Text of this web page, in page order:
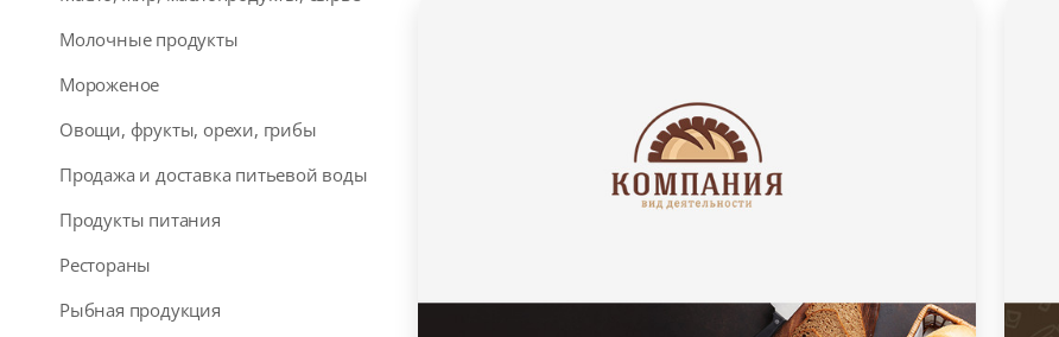
Молочные продукты
Мороженое
Овощи, фрукты, орехи, грибы
Продажа и доставка питьевой воды
Продукты питания
Рестораны
Рыбная продукция